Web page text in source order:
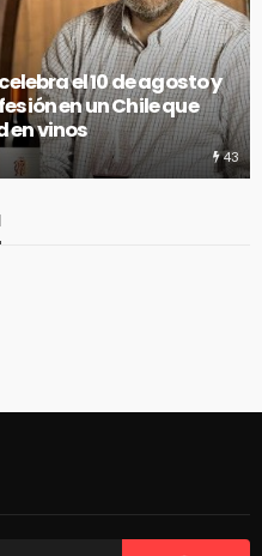
el 10 de agosto y
en un Chile que
en vinos
43